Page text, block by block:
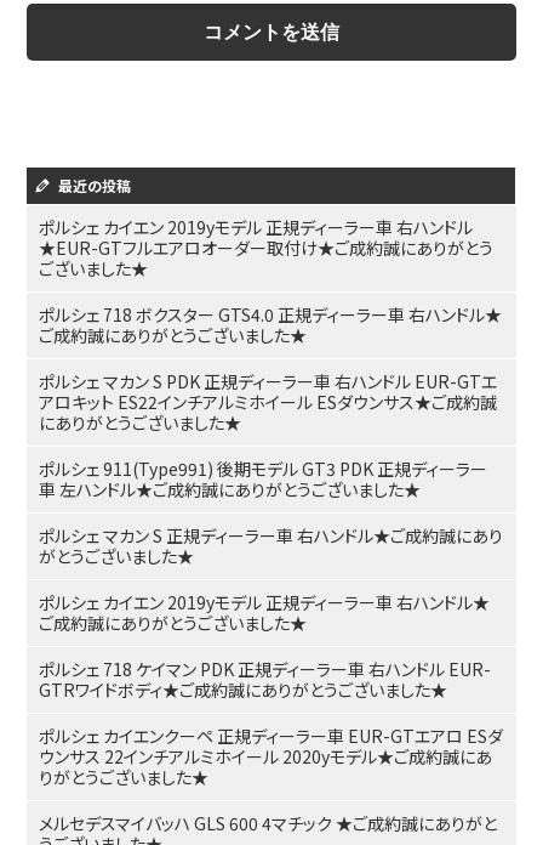
最近の投稿
ポルシェ カイエン 2019yモデル 正規ディーラー車 右ハンドル
★EUR-GTフルエアロオーダー取付け★ご成約誠にありがとう
ございました★
ポルシェ 718 ボクスター GTS4.0 正規ディーラー車 右ハンドル★
ご成約誠にありがとうございました★
ポルシェ マカン S PDK 正規ディーラー車 右ハンドル EUR-GTエ
アロキット ES22インチアルミホイール ESダウンサス★ご成約誠
にありがとうございました★
ポルシェ 911(Type991) 後期モデル GT3 PDK 正規ディーラー
車 左ハンドル★ご成約誠にありがとうございました★
ポルシェ マカン S 正規ディーラー車 右ハンドル★ご成約誠にあり
がとうございました★
ポルシェ カイエン 2019yモデル 正規ディーラー車 右ハンドル★
ご成約誠にありがとうございました★
ポルシェ 718 ケイマン PDK 正規ディーラー車 右ハンドル EUR-
GTRワイドボディ★ご成約誠にありがとうございました★
ポルシェ カイエンクーペ 正規ディーラー車 EUR-GTエアロ ESダ
ウンサス 22インチアルミホイール 2020yモデル★ご成約誠にあ
りがとうございました★
メルセデスマイバッハ GLS 600 4マチック ★ご成約誠にありがと